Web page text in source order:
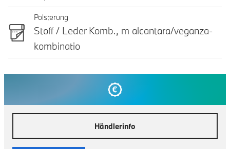
Polsterung
Stoff / Leder Komb., m alcantara/veganza-
kombinatio
Händlerinfo